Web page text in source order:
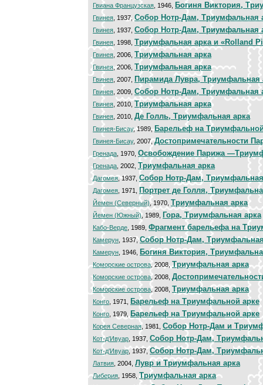
Гвиана Французская , 1946, Богиня Виктория,
Гвинея , 1937, Собор Нотр-Дам, Триумфальная
Гвинея , 1937, Собор Нотр-Дам, Триумфальная
Гвинея , 1998, Триумфальная арка и «Rolland
Гвинея , 2006, Триумфальная арка
Гвинея, 2006, Триумфальная арка
Гвинея , 2007, Пирамида Лувра, Триумфальная
Гвинея , 2009, Собор Нотр-Дам, Триумфальная
Гвинея , 2010, Триумфальная арка
Гвинея , 2010, Де Голль, Триумфальная арка
Гвинея-Бисау, 1989,Барельеф на
Гвинея-Бисау, 2007,Достопримечательности
Гренада , 1970, Освобождение Парижа
Гренада , 2002, Триумфальная арка
Дагомея, 1937, Собор Нотр-Дам,
Дагомея , 1971, Портрет де Голля,
Йемен (Северный), 1970, Триумфальная арка
Йемен (Южный), 1989, Гора, Триумфальная арка
Кабо-Верде , 1989, Фрагмент барельефа на
Камерун , 1937,Cобор Нотр-Дам,
Камерун , 1946, Богиня Виктория,
Коморские острова , 2008, Триумфальная арка
Коморские острова, 2008,
Коморские острова, 2008, Триумфальная арка
Конго , 1971, Барельеф на Триумфальной арке
Конго , 1979, Барельеф на Триумфальной арке
Корея Северная, 1981, Собор Нотр-Дам и
Кот-д'Ивуар , 1937, Собор Нотр-Дам,
Кот-д'Ивуар , 1937, Собор Нотр-Дам,
Латвия , 2004, Лувр и Триумфальная арка
Либерия , 1958, Триумфальная арка